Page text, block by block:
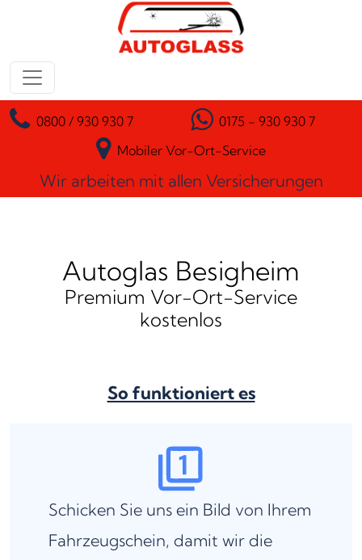
Zum Inhalt springen
Hauptnavigation
0800 / 930 930 7
0175 - 930 930 7
Mobiler Vor-Ort-Service
Wir arbeiten mit allen Versicherungen
Autoglas Besigheim
Premium Vor-Ort-Service
kostenlos
So funktioniert es
Schicken Sie uns ein Bild von Ihrem
Fahrzeugschein, damit wir die